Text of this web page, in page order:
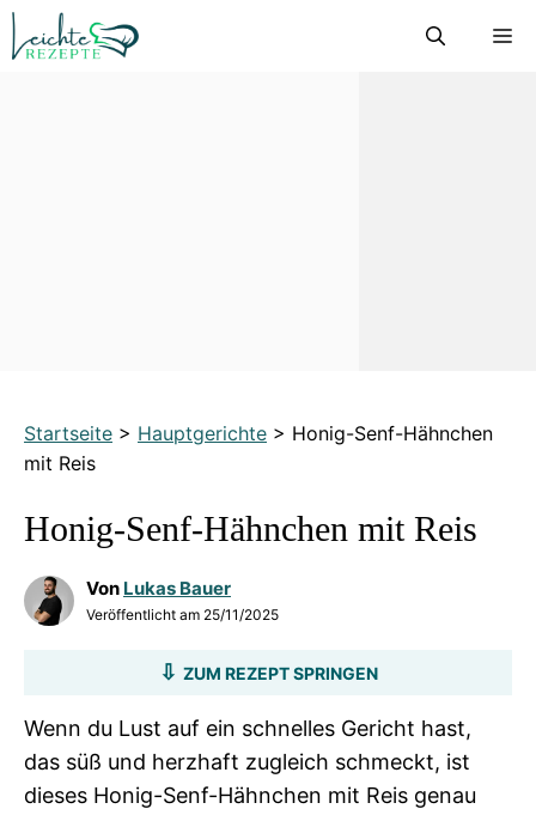
Zum
Inhalt
Startseite > Hauptgerichte > Honig-Senf-Hähnchen
mit Reis
Honig-Senf-Hähnchen mit Reis
Von Lukas Bauer
Veröffentlicht am 25/11/2025
ZUM REZEPT SPRINGEN
Wenn du Lust auf ein schnelles Gericht hast,
das süß und herzhaft zugleich schmeckt, ist
dieses Honig-Senf-Hähnchen mit Reis genau